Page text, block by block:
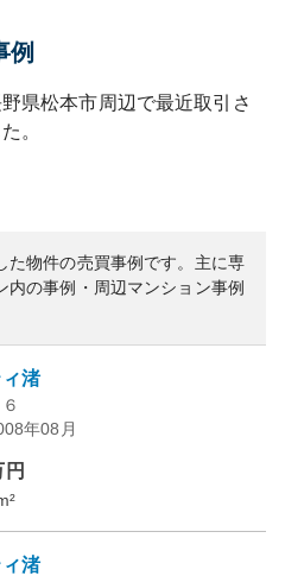
例
県松本市周辺で最近取引さ
。
物件の売買事例です。 主に専
の事例・周辺マンション事例
渚
年08月
円
渚